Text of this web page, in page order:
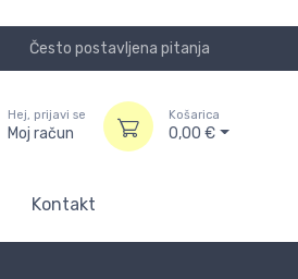
Često postavljena pitanja
Hej, prijavi se
Moj račun
Košarica
0,00 €
Kontakt